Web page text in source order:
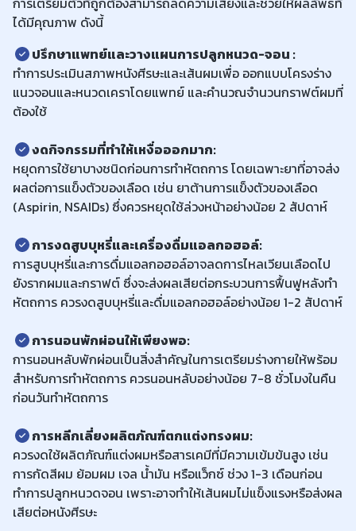
ได้มีคุณภาพ ดังนี้
ปรึกษาแพทย์และวางแผนการปลูกหนวด-จอน :
ทำการประเมินสภาพหนังศีรษะและเส้นผมเพื่อ ออกแบบโครงร่าง
แนวจอนและหนวดเคราโดยแพทย์ และคำนวณจำนวนกราฟต์ผมที่
ต้องใช้
งดกิจกรรมที่ทำให้เหงื่อออกมาก:
หยุดการใช้ยาบางชนิดก่อนการทำหัตถการ โดยเฉพาะยาที่อาจส่ง
ผลต่อการแข็งตัวของเลือด เช่น ยาต้านการแข็งตัวของเลือด
(Aspirin, NSAIDs) ซึ่งควรหยุดใช้ล่วงหน้าอย่างน้อย 2 สัปดาห์
การงดสูบบุหรี่และเครื่องดื่มแอลกอฮอล์:
การสูบบุหรี่และการดื่มแอลกอฮอล์อาจลดการไหลเวียนเลือดไป
ยังรากผมและกราฟต์ ซึ่งจะส่งผลเสียต่อกระบวนการฟื้นฟูหลังทำ
หัตถการ ควรงดสูบบุหรี่และดื่มแอลกอฮอล์อย่างน้อย 1-2 สัปดาห์
การนอนพักผ่อนให้เพียงพอ:
การนอนหลับพักผ่อนเป็นสิ่งสำคัญในการเตรียมร่างกายให้พร้อม
สำหรับการทำหัตถการ ควรนอนหลับอย่างน้อย 7-8 ชั่วโมงในคืน
ก่อนวันทำหัตถการ
การหลีกเลี่ยงผลิตภัณฑ์ตกแต่งทรงผม:
ควรงดใช้ผลิตภัณฑ์แต่งผมหรือสารเคมีที่มีความเข้มข้นสูง เช่น
การกัดสีผม ย้อมผม เจล น้ำมัน หรือแว็กซ์ ช่วง 1-3 เดือนก่อน
ทำการปลูกหนวดจอน เพราะอาจทำให้เส้นผมไม่แข็งแรงหรือส่งผล
เสียต่อหนังศีรษะ